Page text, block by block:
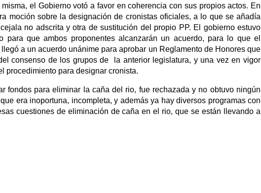
el Gobierno votó a favor en coherencia con sus propios actos. En
moción sobre la designación de cronistas oficiales, a lo que se añadía
no adscrita y otra de sustitución del propio PP. El gobierno estuvo
para que ambos proponentes alcanzarán un acuerdo, para lo que el
a un acuerdo unánime para aprobar un Reglamento de Honores que
consenso de los grupos de la anterior legislatura, y una vez en vigor
procedimiento para designar cronista.
fondos para eliminar la caña del rio, fue rechazada y no obtuvo ningún
era inoportuna, incompleta, y además ya hay diversos programas con
cuestiones de eliminación de caña en el rio, que se están llevando a